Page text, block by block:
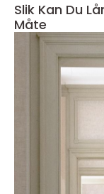
Slik Kan Du
Måte